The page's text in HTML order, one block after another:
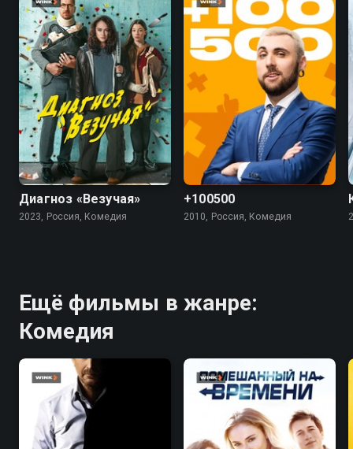
7.4
Диагноз «Везучая»
2023, Россия, Комедия
5.5 4.5
+100500
2010, Россия, Комедия
Ещё фильмы в жанре:
Комедия